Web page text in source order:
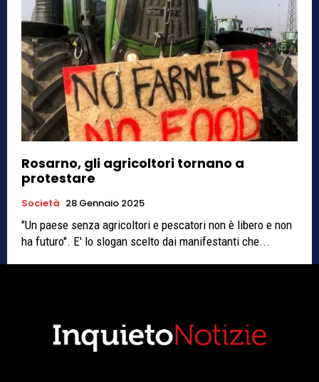
Rosarno, gli agricoltori tornano a
protestare
Società 28 Gennaio 2025
"Un paese senza agricoltori e pescatori non è libero e non
ha futuro". E' lo slogan scelto dai manifestanti che...